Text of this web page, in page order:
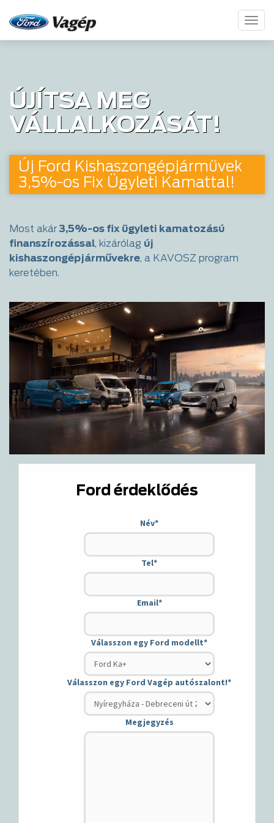
ÚJÍTSA MEG
VÁLLALKOZÁSÁT!
Új Ford Kishaszongépjárművek
3,5%-os Fix Ügyleti Kamattal!
Most akár3,5%-os fix ügyleti kamatozású
finanszírozással, kizárólag új
kishaszongépjárművekre, a KAVOSZ program
keretében.
Ford érdeklődés
Név*
Tel*
Email*
Válasszon egy Ford modellt*
Válasszon egy Ford Vagép autószalont!*
Megjegyzés